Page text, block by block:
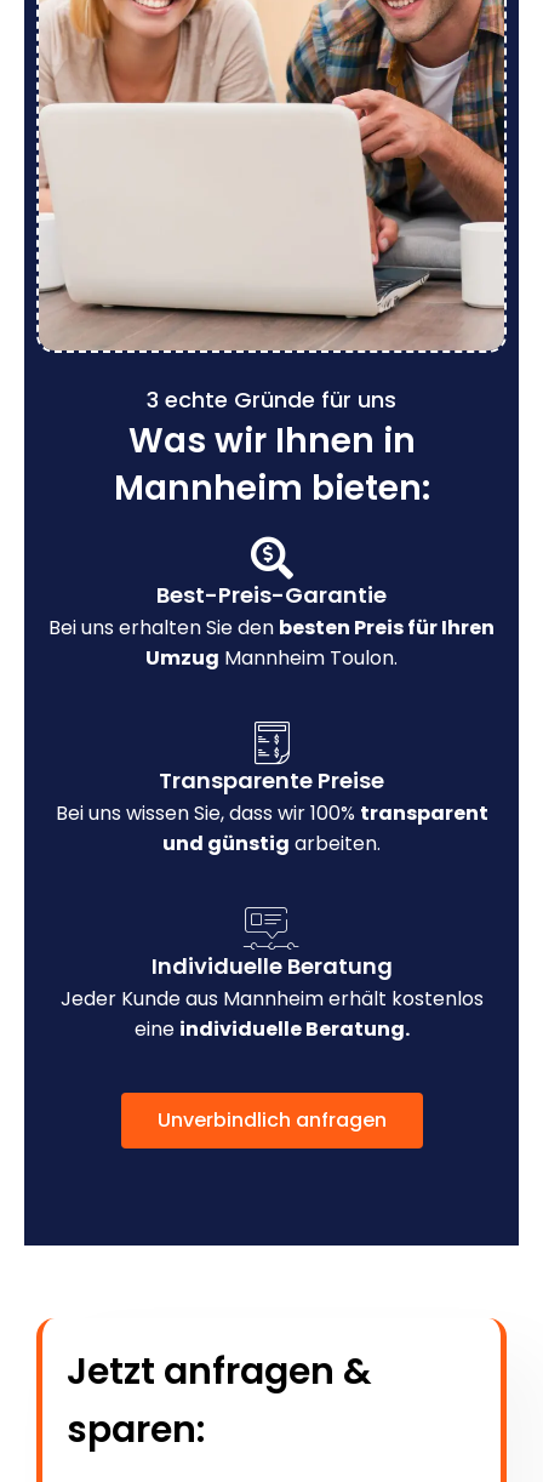
3 echte Gründe für uns
Was wir Ihnen in
Mannheim bieten:
Best-Preis-Garantie
Bei uns erhalten Sie den besten Preis für Ihren
Umzug Mannheim Toulon.
Transparente Preise
Bei uns wissen Sie, dass wir 100% transparent
und günstig arbeiten.
Individuelle Beratung
Jeder Kunde aus Mannheim erhält kostenlos
eine individuelle Beratung.
Unverbindlich anfragen
Jetzt anfragen &
sparen: